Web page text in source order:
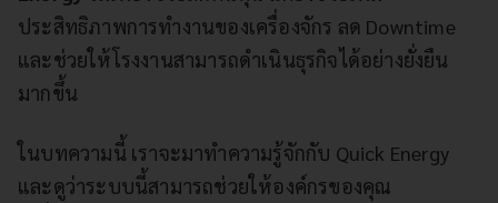
ประสิทธิภาพการทำงานของเครื่องจักร ลด Downtime
และช่วยให้โรงงานสามารถดำเนินธุรกิจได้อย่างยั่งยืน
มากขึ้น
ในบทความนี้ เราจะมาทำความรู้จักกับ Quick Energy
และดูว่าระบบนี้สามารถช่วยให้องค์กรของคุณ